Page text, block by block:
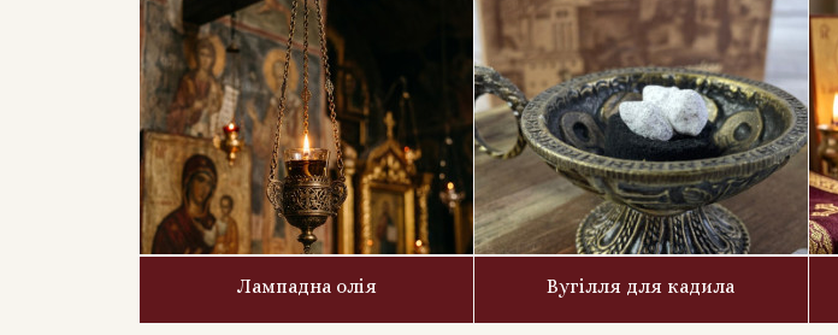
Лампадна олія Вугілля для кадила